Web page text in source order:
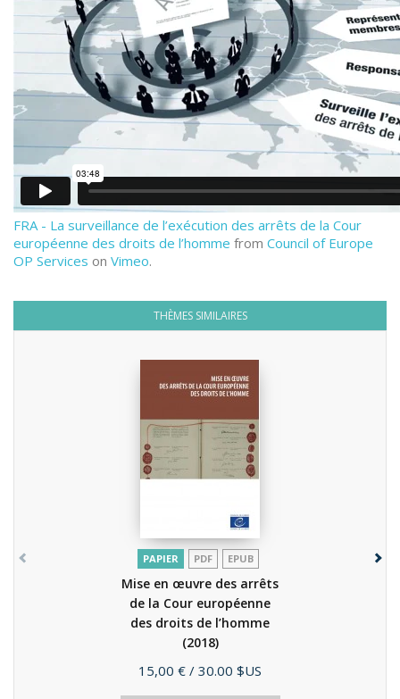
FRA - La surveillance de l’exécution des arrêts de la Cour
européenne des droits de l’homme from Council of Europe
OP Services on Vimeo.
THÈMES SIMILAIRES
PAPIER PDF EPUB
Mise en œuvre des arrêts
de la Cour européenne
des droits de l’homme
(2018)
Prix
15,00 € / 30.00 $US